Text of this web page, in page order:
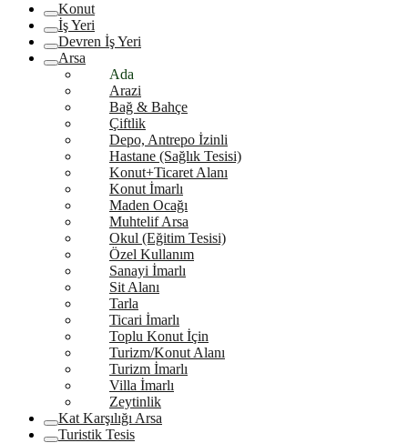
Konut
İş Yeri
Devren İş Yeri
Arsa
Ada
Arazi
Bağ & Bahçe
Çiftlik
Depo, Antrepo İzinli
Hastane (Sağlık Tesisi)
Konut+Ticaret Alanı
Konut İmarlı
Maden Ocağı
Muhtelif Arsa
Okul (Eğitim Tesisi)
Özel Kullanım
Sanayi İmarlı
Sit Alanı
Tarla
Ticari İmarlı
Toplu Konut İçin
Turizm/Konut Alanı
Turizm İmarlı
Villa İmarlı
Zeytinlik
Kat Karşılığı Arsa
Turistik Tesis